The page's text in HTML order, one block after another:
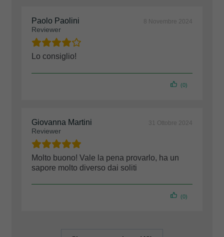
Paolo Paolini
Reviewer
8 Novembre 2024
Lo consiglio!
(0)
Giovanna Martini
Reviewer
31 Ottobre 2024
Molto buono! Vale la pena provarlo, ha un
sapore molto diverso dai soliti
(0)